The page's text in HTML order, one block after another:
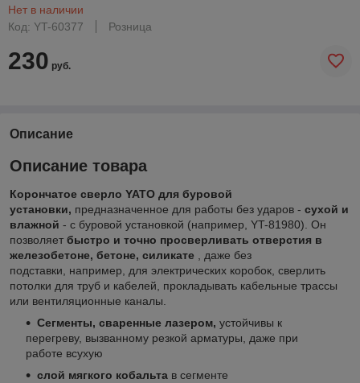
Нет в наличии
Код: YT-60377
Розница
230 руб.
Описание
Описание товара
Корончатое сверло YATO для буровой
установки, предназначенное для работы без ударов - сухой и
влажной - с буровой установкой (например, YT-81980). Он
позволяет быстро и точно просверливать отверстия в
железобетоне, бетоне, силикате , даже без
подставки, например, для электрических коробок, сверлить
потолки для труб и кабелей, прокладывать кабельные трассы
или вентиляционные каналы.
Сегменты, сваренные лазером, устойчивы к
перегреву, вызванному резкой арматуры, даже при
работе всухую
слой мягкого кобальта в сегменте